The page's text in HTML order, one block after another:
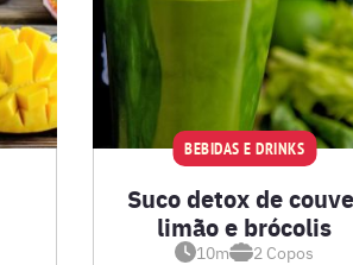
BEBIDAS E DRINKS
Suco detox de
limão e brócolis
10m 2 Copos